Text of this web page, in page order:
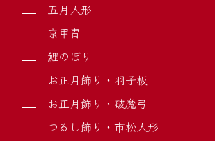
五月人形
京甲冑
鯉のぼり
お正月飾り・羽子板
お正月飾り・破魔弓
つるし飾り・市松人形